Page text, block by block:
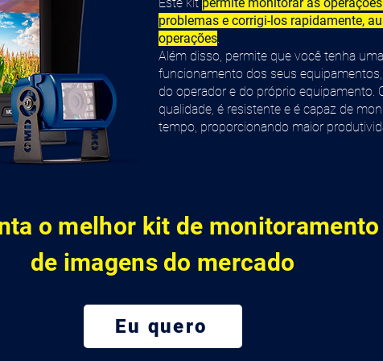
problemas e corrigi-los rapidamente,
operações.
Além disso, permite que você tenha
funcionamento dos seus
do operador e do próprio equipamento.
qualidade, é resistente e é capaz de
tempo, proporcionando maior
o melhor kit de monitoramento
de imagens do mercado
Eu quero